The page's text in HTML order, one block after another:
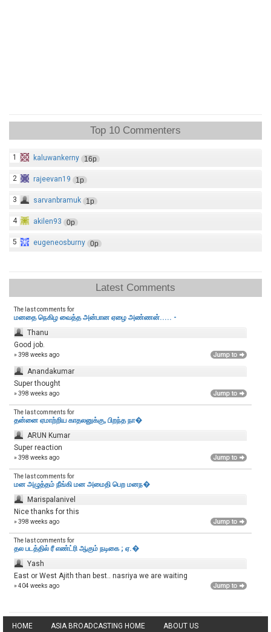
Top 10 Commenters
1 kaluwankerny 16p
2 rajeevan19 1p
3 sarvanbramuk 1p
4 akilen93 0p
5 eugeneosburny 0p
Latest Comments
The last comments for
மனதை நெகிழ வைத்த அன்பான ஏழை அண்ணன்..... -
Thanu
Good job.
» 398 weeks ago
Anandakumar
Super thought
» 398 weeks ago
The last comments for
தன்னை ஏமாற்றிய காதலனுக்கு, பிறந்த நா�
ARUN Kumar
Super reaction
» 398 weeks ago
The last comments for
மன அழுத்தம் நீங்கி மன அமைதி பெற‌ மனந�
Marispalanivel
Nice thanks for this
» 398 weeks ago
The last comments for
தல படத்தில் ரீ எண்ட்ரி ஆகும் நடிகை ; ஏ.�
Yash
East or West Ajith than best.. nasriya we are waiting
» 404 weeks ago
HOME ASIA BROADCASTING HOME ABOUT US